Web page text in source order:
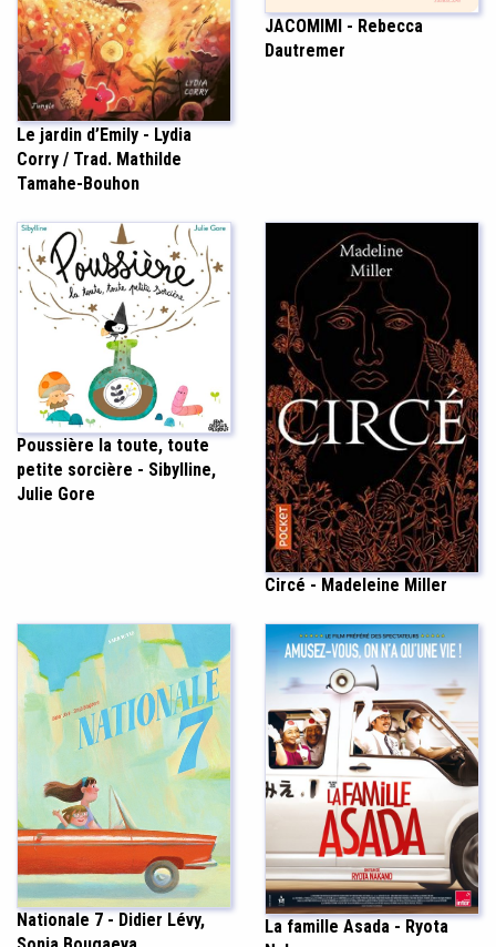
Le jardin d’Emily - Lydia
Corry / Trad. Mathilde
Tamahe-Bouhon
JACOMIMI - Rebecca
Dautremer
Poussière la toute, toute
petite sorcière - Sibylline,
Julie Gore
Circé - Madeleine Miller
Nationale 7 - Didier Lévy,
La famille Asada - Ryota